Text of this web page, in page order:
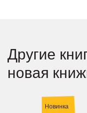
Другие
новая
Новинка